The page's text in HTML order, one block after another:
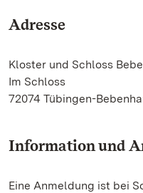
Adresse
Kloster und Schloss
Im Schloss
72074 Tübingen-
Information und
Eine Anmeldung ist bei